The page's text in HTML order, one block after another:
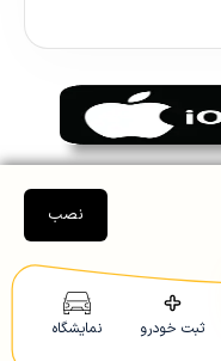
ثبت خودرو نمایشگاه
نصب